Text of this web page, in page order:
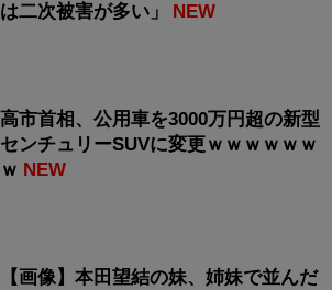
は二次被害が多い」
NEW
高市首相、公用車を3000万円超の新型
センチュリーSUVに変更ｗｗｗｗｗｗ
ｗ NEW
【画像】本田望結の妹、姉妹で並んだ